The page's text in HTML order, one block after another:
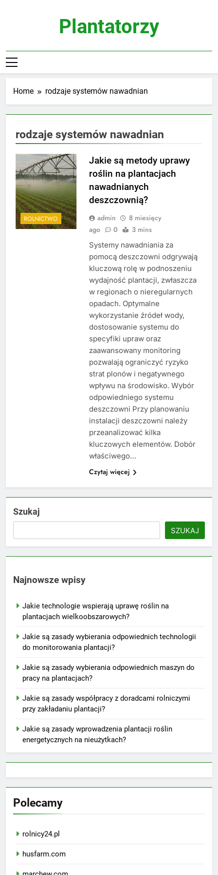
Plantatorzy
Home rodzaje systemów nawadnian
rodzaje systemów nawadnian
ROLNICTWO
Jakie są metody uprawy
roślin na plantacjach
nawadnianych
deszczownią?
admin
8 miesięcy
ago
0 3 mins
Systemy nawadniania za
pomocą deszczowni odgrywają
kluczową rolę w podnoszeniu
wydajność plantacji, zwłaszcza
w regionach o nieregularnych
opadach. Optymalne
wykorzystanie źródeł wody,
dostosowanie systemu do
specyfiki upraw oraz
zaawansowany monitoring
pozwalają ograniczyć ryzyko
strat plonów i negatywnego
wpływu na środowisko. Wybór
odpowiedniego systemu
deszczowni Przy planowaniu
instalacji deszczowni należy
przeanalizować kilka
kluczowych elementów. Dobór
właściwego…
Czytaj więcej
Szukaj
SZUKAJ
Najnowsze wpisy
Jakie technologie wspierają uprawę roślin na
plantacjach wielkoobszarowych?
Jakie są zasady wybierania odpowiednich technologii
do monitorowania plantacji?
Jakie są zasady wybierania odpowiednich maszyn do
pracy na plantacjach?
Jakie są zasady współpracy z doradcami rolniczymi
przy zakładaniu plantacji?
Jakie są zasady wprowadzenia plantacji roślin
energetycznych na nieużytkach?
Polecamy
rolnicy24.pl
husfarm.com